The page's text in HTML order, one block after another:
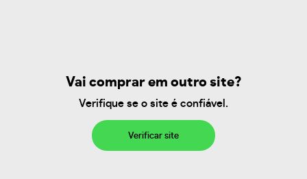
Vai comprar em outro site?
Verifique se o site é confiável.
Verificar site